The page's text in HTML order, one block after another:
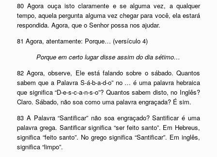
80 Agora ouça isto claramente e se alguma vez, a qualquer
tempo, aquela pergunta alguma vez chegar para você, ela estará
respondida. Agora, que o Senhor possa nos ajudar.
81 Agora, atentamente: Porque… (versículo 4)
Porque em certo lugar disse assim do dia sétimo…
82 Agora, observe, Ele está falando sobre o sábado. Quantos
sabem que a Palavra S-á-b-a-d-o” no … é uma palavra hebraica
que significa “D-e-s-c-a-n-s-o”? Quantos sabem disto, no Inglês?
Claro. Sábado, não soa como uma palavra engraçada? É sim.
83 A Palavra “Santificar” não soa engraçado? Santificar é uma
palavra grega. Santificar significa “ser feito santo”. Em Hebreus,
significa “feito santo”. No grego significa “Santificar”. Em inglês,
significa “limpo”.